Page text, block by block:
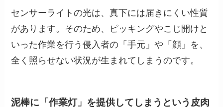
センサーライトの光は、真下には届きにくい性質
があります。そのため、ピッキングやこじ開けと
いった作業を行う侵入者の「手元」や「顔」を、
全く照らせない状況が生まれてしまうのです。
泥棒に「作業灯」を提供してしまうという皮肉